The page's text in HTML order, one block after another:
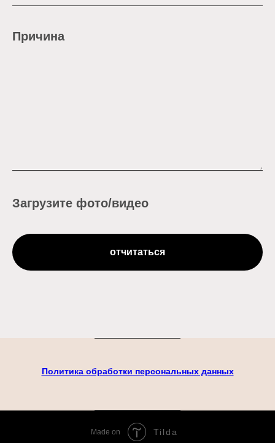
Причина
Загрузите фото/видео
отчитаться
Политика обработки персональных данных
Made on Tilda